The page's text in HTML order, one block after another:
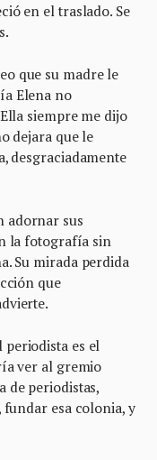
en el traslado. Se
que su madre le
Elena no
siempre me dijo
dejara que le
desgraciadamente
adornar sus
la fotografía sin
Su mirada perdida
que
periodista es el
ver al gremio
de periodistas,
esa colonia, y